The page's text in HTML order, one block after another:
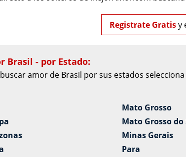
Registrate Gratisy
Brasil - por Estado:
amor de Brasil por sus estados
Mato Grosso
Mato Grosso do
Minas Gerais
Para